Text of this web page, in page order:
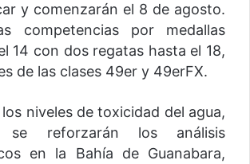
y comenzarán el 8 de agosto.
competencias por medallas
14 con dos regatas hasta el 18,
de las clases 49er y 49erFX.
niveles de toxicidad del agua,
reforzarán los análisis
en la Bahía de Guanabara,